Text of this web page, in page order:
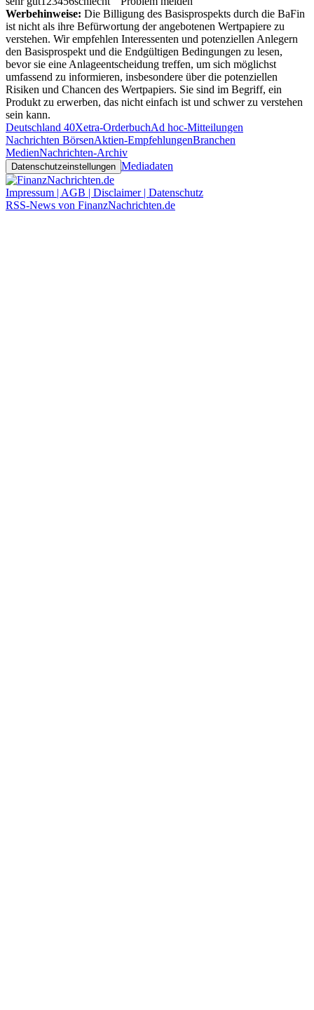
Werbehinweise: Die Billigung des Basisprospekts durch die BaFin
ist nicht als ihre Befürwortung der angebotenen Wertpapiere zu
verstehen. Wir empfehlen Interessenten und potenziellen Anlegern
den Basisprospekt und die Endgültigen Bedingungen zu lesen,
bevor sie eine Anlageentscheidung treffen, um sich möglichst
umfassend zu informieren, insbesondere über die potenziellen
Risiken und Chancen des Wertpapiers. Sie sind im Begriff, ein
Produkt zu erwerben, das nicht einfach ist und schwer zu verstehen
sein kann.
Deutschland 40Xetra-OrderbuchAd hoc-Mitteilungen
Nachrichten BörsenAktien-EmpfehlungenBranchen
MedienNachrichten-Archiv
Datenschutzeinstellungen Mediadaten
Impressum | AGB | Disclaimer | Datenschutz
RSS-News von FinanzNachrichten.de